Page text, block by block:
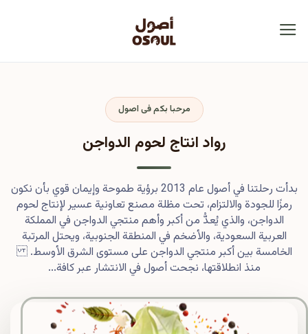
مرحبا بكم فى اصول
رواد انتاج لحوم الدواجن
بدأت رحلتنا في أصول عام 2013 برؤية طموحة وإيمان قوي بأن نكون
رمزًا للجودة والالتزام، تحت مظلة مصنع تعاونية عسير لإنتاج لحوم
الدواجن، والذي يُعدُّ من أكبر وأهم منتجي الدواجن في المملكة
العربية السعودية، والأضخم في المنطقة الجنوبية، ويحتل المرتبة
الخامسة بين أكبر منتجي الدواجن على مستوى الشرق الأوسط.
منذ انطلاقتها، نجحت أصول في الانتشار عبر كافة...